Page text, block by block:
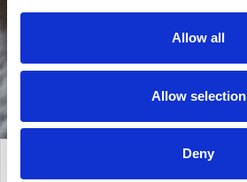
Allow all
Allow selection
Deny
Søn 11 Mai'25 - Tir 13 Mai'25